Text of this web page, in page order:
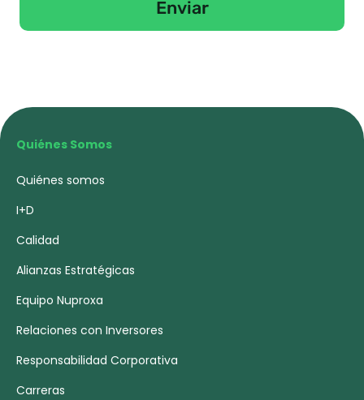
Enviar
Quiénes Somos
Quiénes somos
I+D
Calidad
Alianzas Estratégicas
Equipo Nuproxa
Relaciones con Inversores
Responsabilidad Corporativa
Carreras